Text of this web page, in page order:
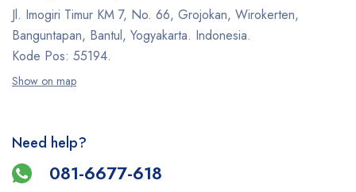
Jl. Imogiri Timur KM 7, No. 66, Grojokan, Wirokerten,
Banguntapan, Bantul, Yogyakarta. Indonesia.
Kode Pos: 55194.
Show on map
Need help?
081-6677-618